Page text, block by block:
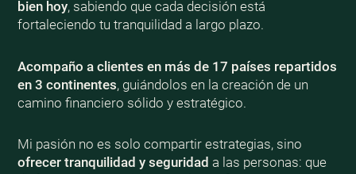
bien hoy, sabiendo que cada decisión está
fortaleciendo tu tranquilidad a largo plazo.
Acompaño a clientes en más de 17 países repartidos
en 3 continentes, guiándolos en la creación de un
camino financiero sólido y estratégico.
Mi pasión no es solo compartir estrategias, sino
ofrecer tranquilidad y seguridad a las personas: que